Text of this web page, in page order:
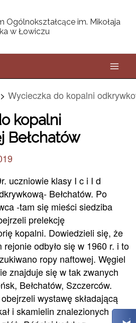
Ogólnokształcące im. Mikołaja
w Łowiczu
Wycieczka do kopalni
kopalni
Bełchatów
uczniowie klasy I c i I d
Bełchatów. Po
-tam się mieści siedziba
prelekcję
kopalni. Dowiedzieli się, że
odbyło się w 1960 r. i to
ropy naftowej. Węgiel
znajduje się w tak zwanych
Bełchatów, Szczerców.
wystawę składającą
i skamielin znalezionych